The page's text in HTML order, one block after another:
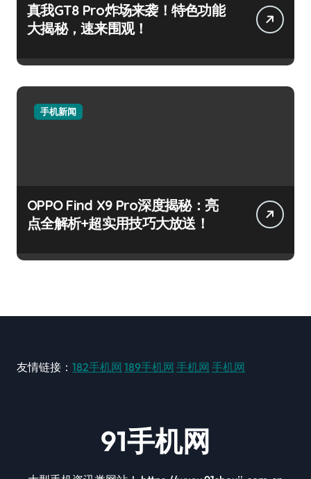
真我GT8 Pro炸场来袭！特色功能
大揭秘，速来围观！
手机新闻
OPPO Find X9 Pro深度揭秘：亮
点全解析+超实用技巧大放送！
友情链接： 182手机网 189手机网 手机网 手机网
91手机网